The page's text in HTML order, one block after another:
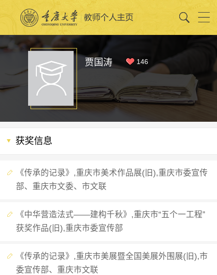
贾国涛 146
获奖信息
《传承的记录》,重庆市美术作品展(旧),重庆市委宣传
部、重庆市文委、市文联
《中华营造法式——建构千秋》,重庆市“五个一工程”
获奖作品(旧),重庆市委宣传部
《传承的记录》,重庆市美展暨全国美展外围展(旧),市
委宣传部、重庆市文联